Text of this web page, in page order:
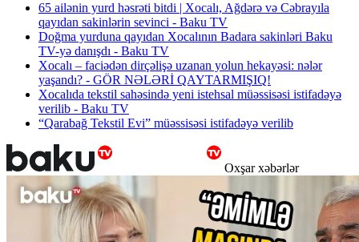
65 ailənin yurd həsrəti bitdi | Xocalı, Ağdərə və Cəbrayıla
qayıdan sakinlərin sevinci - Baku TV
Doğma yurduna qayıdan Xocalının Badara sakinləri Baku
TV-yə danışdı - Baku TV
Xocalı – faciədən dirçəlişə uzanan yolun hekayəsi: nələr
yaşandı? - GÖR NƏLƏRİ QAYTARMIŞIQ!
Xocalıda tekstil sahəsində yeni istehsal müəssisəsi istifadəyə
verilib - Baku TV
“Qarabağ Tekstil Evi” müəssisəsi istifadəyə verilib
Oxşar xəbərlər